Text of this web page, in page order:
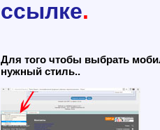
ссылке.
Для того чтобы выбрать
нужный стиль..